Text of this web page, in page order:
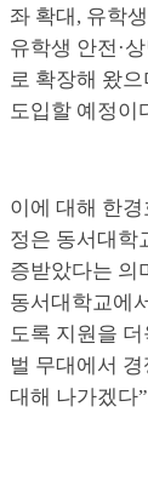
좌 확대, 유학
유학생 안전·
로 확장해 왔
도입할 예정이
이에 대해 한
정은 동서대학
증받았다는 의
동서대학교에
도록 지원을
벌 무대에서
대해 나가겠다